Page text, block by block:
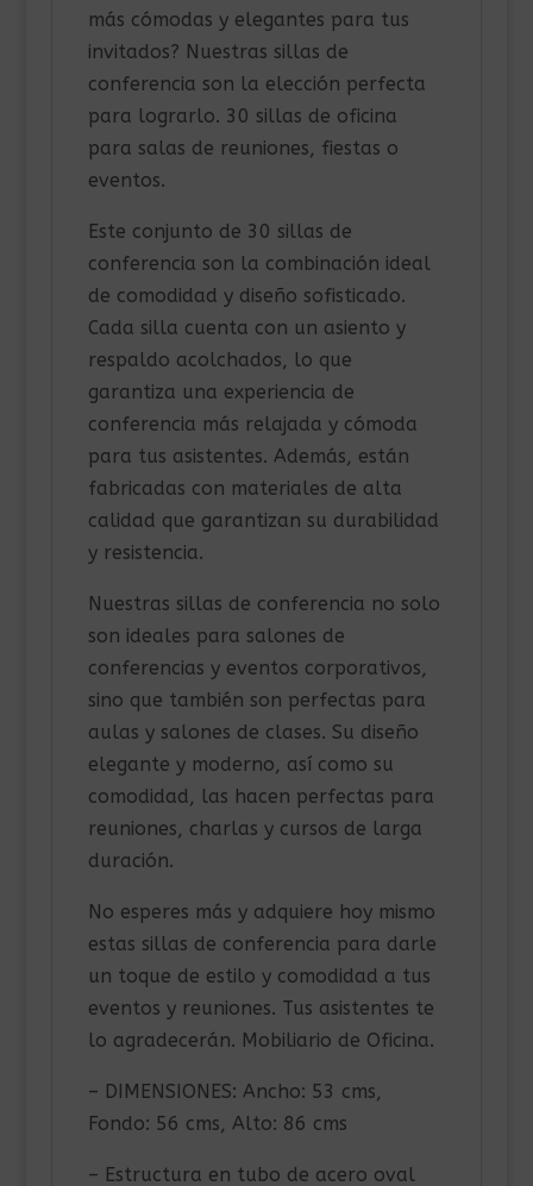
más cómodas y elegantes para tus
invitados? Nuestras sillas de
conferencia son la elección perfecta
para lograrlo. 30 sillas de oficina
para salas de reuniones, fiestas o
eventos.
Este conjunto de 30 sillas de
conferencia son la combinación ideal
de comodidad y diseño sofisticado.
Cada silla cuenta con un asiento y
respaldo acolchados, lo que
garantiza una experiencia de
conferencia más relajada y cómoda
para tus asistentes. Además, están
fabricadas con materiales de alta
calidad que garantizan su durabilidad
y resistencia.
Nuestras sillas de conferencia no solo
son ideales para salones de
conferencias y eventos corporativos,
sino que también son perfectas para
aulas y salones de clases. Su diseño
elegante y moderno, así como su
comodidad, las hacen perfectas para
reuniones, charlas y cursos de larga
duración.
No esperes más y adquiere hoy mismo
estas sillas de conferencia para darle
un toque de estilo y comodidad a tus
eventos y reuniones. Tus asistentes te
lo agradecerán. Mobiliario de Oficina.
– DIMENSIONES: Ancho: 53 cms,
Fondo: 56 cms, Alto: 86 cms
– Estructura en tubo de acero oval